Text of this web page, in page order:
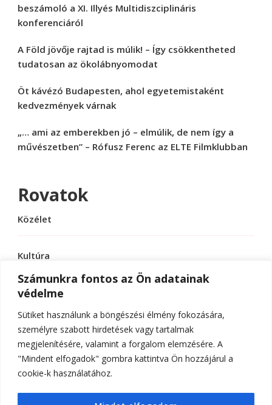
Számunkra fontos az Ön adatainak
védelme
Sütiket használunk a böngészési élmény fokozására,
személyre szabott hirdetések vagy tartalmak
megjelenítésére, valamint a forgalom elemzésére. A
"Mindent elfogadok" gombra kattintva Ön hozzájárul a
cookie-k használatához.
beszámoló a XI. Illyés Multidiszciplináris
konferenciáról
A Föld jövője rajtad is múlik! – Így csökkentheted
tudatosan az ökolábnyomodat
Öt kávézó Budapesten, ahol egyetemistaként
kedvezmények várnak
„… ami az emberekben jó – elmúlik, de nem így a
művészetben” – Rófusz Ferenc az ELTE Filmklubban
Rovatok
Közélet
Kultúra
Sport
Tudomány
© Szerzői jog 2026ELTE Online